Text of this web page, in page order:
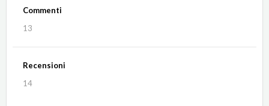
Commenti
13
Recensioni
14